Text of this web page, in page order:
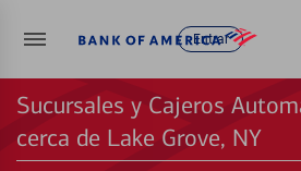
Entrar
Sucursales y Cajeros
cerca de Lake Grove, NY